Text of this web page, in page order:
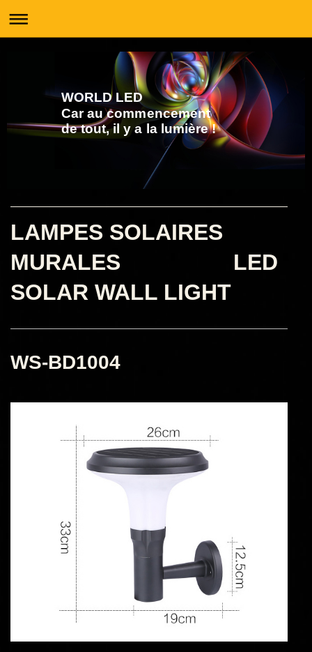
WORLD LED
Car au commencement
de tout, il y a la lumière !
LAMPES SOLAIRES
MURALES LED
SOLAR WALL LIGHT
WS-BD1004